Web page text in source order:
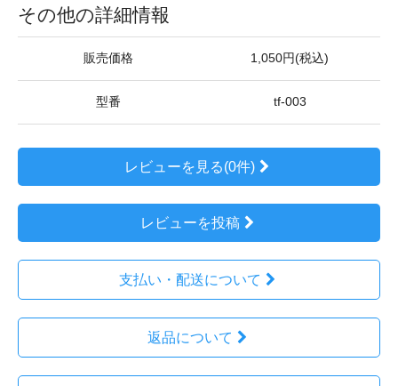
その他の詳細情報
販売価格 1,050円(税込)
型番 tf-003
レビューを見る(0件)
レビューを投稿
支払い・配送について
返品について